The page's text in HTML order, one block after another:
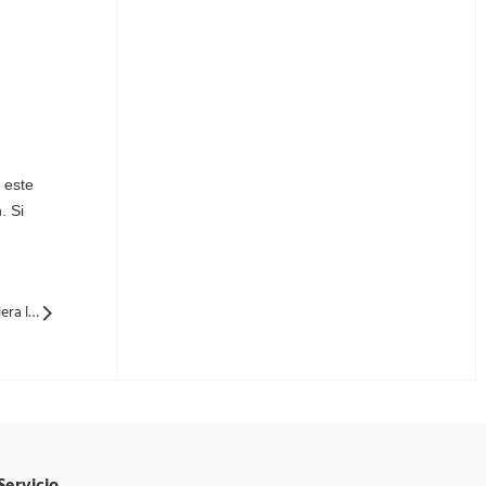
este
Si
Siguiente: ¡Reduces de precios en todos los ámbitos! LONGi acelera la intensificación